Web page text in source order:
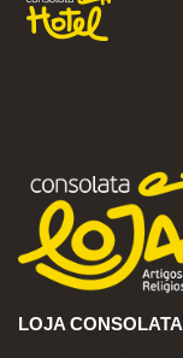
LOJA CONSOLATA